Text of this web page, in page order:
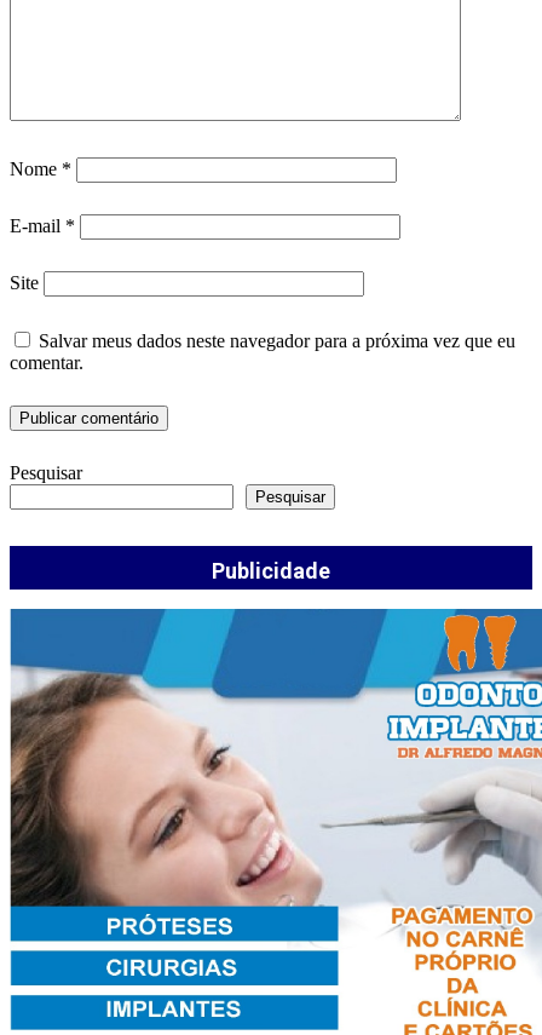
Nome *
E-mail *
Site
Salvar meus dados neste navegador para a próxima vez que eu
comentar.
Pesquisar
Pesquisar
Publicidade